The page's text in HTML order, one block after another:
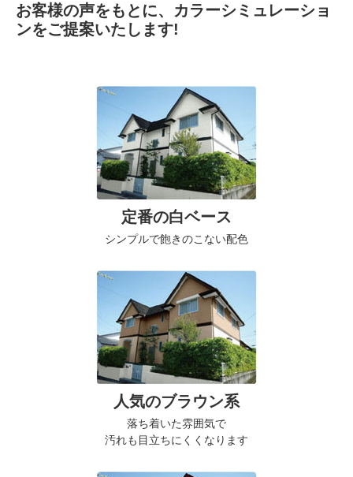
お客様の声をもとに、カラーシミュレーショ
ンをご提案いたします!
定番の白ベース
シンプルで飽きのこない配色
人気のブラウン系
落ち着いた雰囲気で
汚れも目立ちにくくなります